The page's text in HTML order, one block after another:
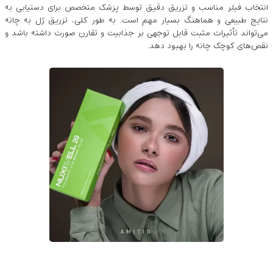
انتخاب فیلر مناسب و تزریق دقیق توسط پزشک متخصص برای دستیابی به
نتایج طبیعی و هماهنگ بسیار مهم است. به ‌طور کلی، تزریق ژل به چانه
می‌تواند تأثیرات مثبت قابل ‌توجهی بر جذابیت و تقارن صورت داشته باشد و
نقص‌های کوچک چانه را بهبود دهد.